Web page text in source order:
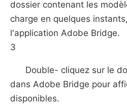
dossier contenant les
charge en quelques
l'application Adobe Bridge.
3
Double- cliquez sur le
dans Adobe Bridge pour
disponibles.